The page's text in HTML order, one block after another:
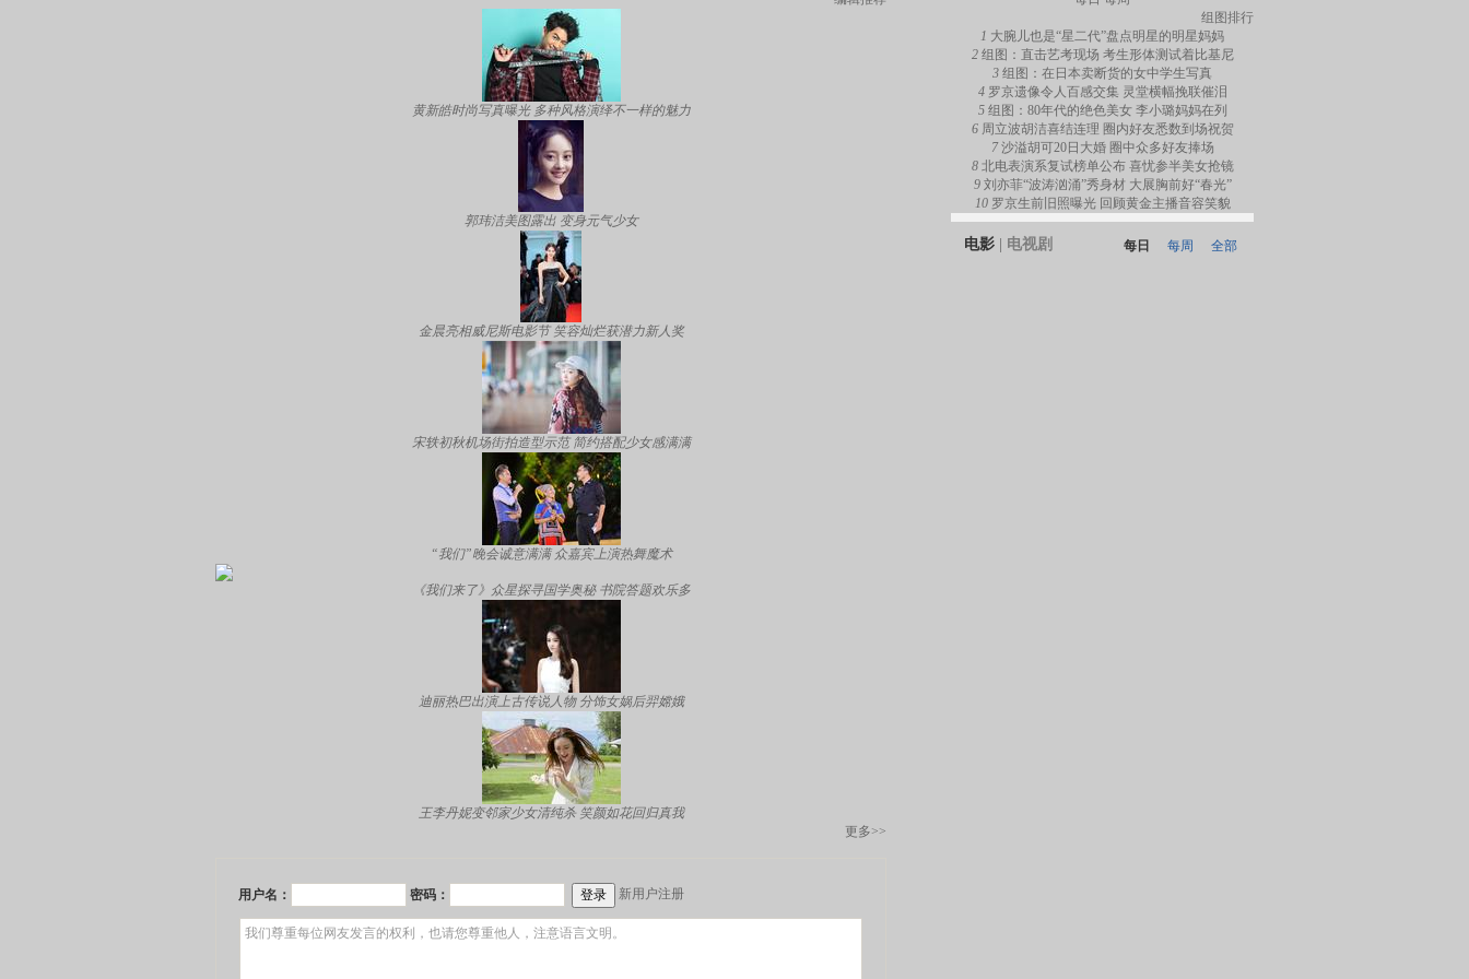
黄新皓时尚写真曝光 多种风格演绎不一样的魅力
郭玮洁美图露出 变身元气少女
金晨亮相威尼斯电影节 笑容灿烂获潜力新人奖
宋轶初秋机场街拍造型示范 简约搭配少女感满满
“我们”晚会诚意满满 众嘉宾上演热舞魔术
《我们来了》众星探寻国学奥秘 书院答题欢乐多
迪丽热巴出演上古传说人物 分饰女娲后羿嫦娥
王李丹妮变邻家少女清纯杀 笑颜如花回归真我
更多>>
用户名： 密码： 新用户注册
组图排行
1 大腕儿也是“星二代”盘点明星的明星妈妈
2 组图：直击艺考现场 考生形体测试着比基尼
3 组图：在日本卖断货的女中学生写真
4 罗京遗像令人百感交集 灵堂横幅挽联催泪
5 组图：80年代的绝色美女 李小璐妈妈在列
6 周立波胡洁喜结连理 圈内好友悉数到场祝贺
7 沙溢胡可20日大婚 圈中众多好友捧场
8 北电表演系复试榜单公布 喜忧参半美女抢镜
9 刘亦菲“波涛汹涌”秀身材 大展胸前好“春光”
10 罗京生前旧照曝光 回顾黄金主播音容笑貌
电影 电视剧 每日 每周 全部